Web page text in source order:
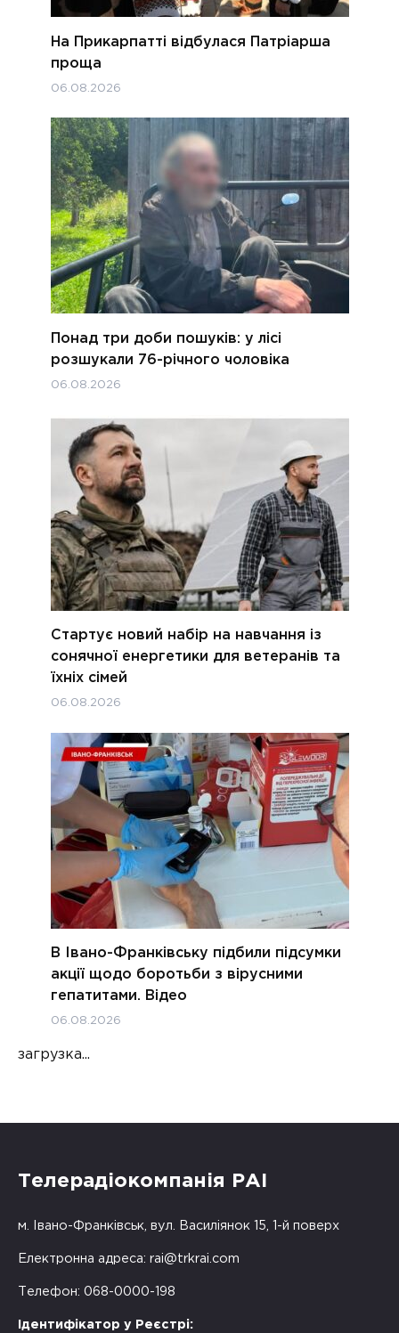
На Прикарпатті відбулася Патріарша
проща
06.08.2026
Понад три доби пошуків: у лісі
розшукали 76-річного чоловіка
06.08.2026
Стартує новий набір на навчання із
сонячної енергетики для ветеранів та
їхніх сімей
06.08.2026
В Івано-Франківську підбили підсумки
акції щодо боротьби з вірусними
гепатитами. Відео
06.08.2026
загрузка...
Телерадіокомпанія РАІ
м. Івано-Франківськ, вул. Василіянок 15, 1-й поверх
Електронна адреса: rai@trkrai.com
Телефон: 068-0000-198
Ідентифікатор у Реєстрі: